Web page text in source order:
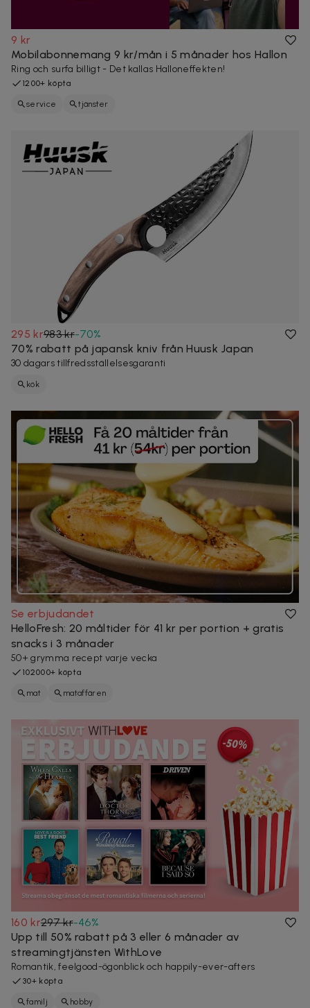
9 kr
Mobilabonnemang 9 kr/mån i 5 månader hos Hallon
Ring och surfa billigt - Det kallas Halloneffekten!
1200+ köpta
service tjänster
295 kr983 kr-70%
70% rabatt på japansk kniv från Huusk Japan
30 dagars tillfredsställelsesgaranti
kök
Se erbjudandet
HelloFresh: 20 måltider för 41 kr per portion + gratis
snacks i 3 månader
50+ grymma recept varje vecka
102000+ köpta
mat mataffären
160 kr297 kr-46%
Upp till 50% rabatt på 3 eller 6 månader av
streamingtjänsten WithLove
Romantik, feelgood-ögonblick och happily-ever-afters
30+ köpta
familj hobby